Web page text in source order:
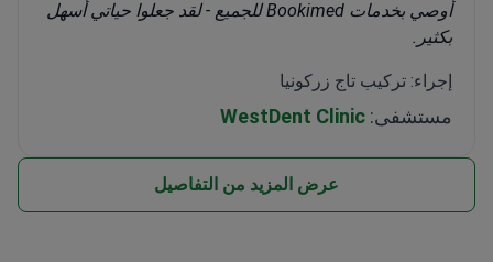
أوصي بخدمات Bookimed للجميع - لقد جعلوا حياتي أسهل
بكثير.
إجراء: تركيب تاج زركونيا
مستشفى: WestDent Clinic
عرض المزيد من التفاصيل